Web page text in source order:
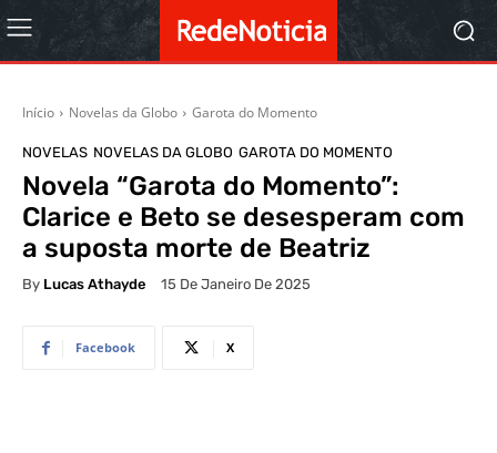
Início Novelas da Globo Garota do Momento
NOVELAS NOVELAS DA GLOBO GAROTA DO MOMENTO
Novela “Garota do Momento”:
Clarice e Beto se desesperam com
a suposta morte de Beatriz
By Lucas Athayde 15 De Janeiro De 2025
Facebook X